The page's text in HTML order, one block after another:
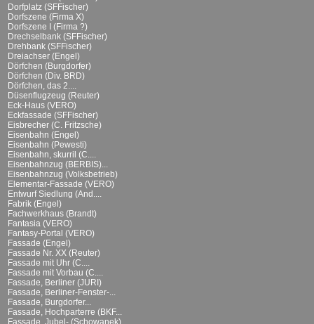
Dorfplatz (SFFischer)
Dorfszene (Firma X)
Dorfszene I (Firma ?)
Drechselbank (SFFischer)
Drehbank (SFFischer)
Dreiachser (Engel)
Dörfchen (Burgdorfer)
Dörfchen (Div. BRD)
Dörfchen, das 2....
Düsenflugzeug (Reuter)
Eck-Haus (VERO)
Eckfassade (SFFischer)
Eisbrecher (C. Fritzsche)
Eisenbahn (Engel)
Eisenbahn (Pewesti)
Eisenbahn, skurril (C....
Eisenbahnzug (BERBIS)...
Eisenbahnzug (Volksbetrieb)
Elementar-Fassade (VERO)
Entwurf Siedlung (And....
Fabrik (Engel)
Fachwerkhaus (Brandt)
Fantasia (VERO)
Fantasy-Portal (VERO)
Fassade (Engel)
Fassade Nr. XX (Reuter)
Fassade mit Uhr (C....
Fassade mit Vorbau (C....
Fassade, Berliner (JURI)
Fassade, Berliner-Fenster-...
Fassade, Burgdorfer...
Fassade, Hochparterre (BKF...
Fassade, Jubel- (Schowanek)